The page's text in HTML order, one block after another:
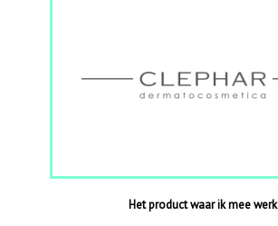
Het product waar ik mee werk